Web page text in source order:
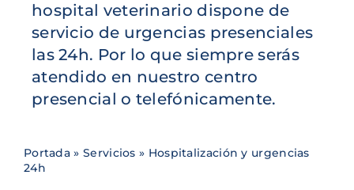
hospital veterinario dispone de
servicio de urgencias presenciales
las 24h. Por lo que siempre serás
atendido en nuestro centro
presencial o telefónicamente.
Portada » Servicios » Hospitalización y urgencias
24h